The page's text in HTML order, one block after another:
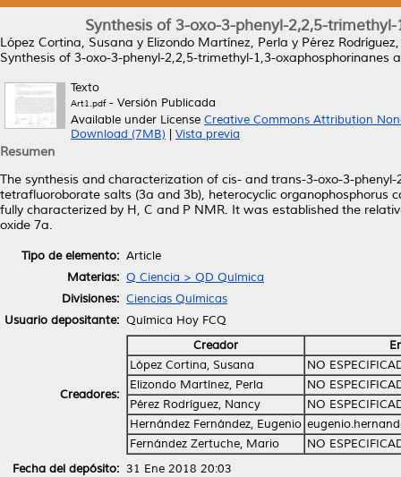
Synthesis of 3-oxo-3-phenyl-2,2,5-
López Cortina, Susana y Elizondo Martínez, Perla y Pérez
Synthesis of 3-oxo-3-phenyl-2,2,5-trimethyl-1,3-oxaphosphorinanes
Texto
Art1.pdf- Versión Publicada
Available under License Creative Commons Attribution
Download (7MB)
Vista previa
Resumen
The synthesis and characterization of cis- and trans-3-oxo-3-
tetrafluoroborate salts (3a and 3b), heterocyclic organophosphorus
fully characterized by H, C and P NMR. It was established the
oxide 7a.
Tipo de elemento: Article
Materias: Q Ciencia > QD Química
Divisiones: Ciencias Químicas
Usuario depositante: Química Hoy FCQ
Creadores:
Creador
López Cortina, Susana
NO
Elizondo Martínez, Perla
NO
Pérez Rodríguez, Nancy
NO
Hernández Fernández, Eugenio
Fernández Zertuche, Mario
NO
Fecha del depósito: 31 Ene 2018 20:03